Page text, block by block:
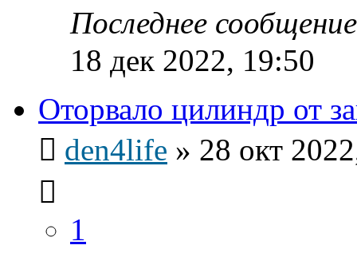
Последнее
18 дек 2022, 19:50
Оторвало цилиндр от
den4life » 28 окт
1